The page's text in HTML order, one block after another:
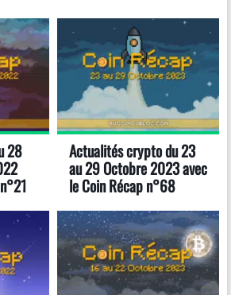
28 Actualités crypto du 23
au 29 Octobre 2023 avec
le Coin Récap n°68